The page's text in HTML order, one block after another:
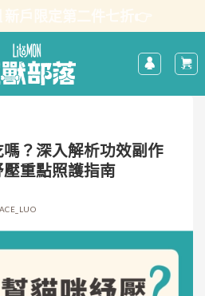
？深入解析功效副作
重點照護指南